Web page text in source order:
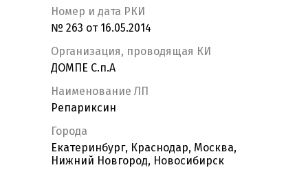
Номер и дата РКИ
№ 263 от 16.05.2014
Организация, проводящая КИ
ДОМПЕ С.п.А
Наименование ЛП
Репариксин
Города
Екатеринбург, Краснодар, Москва,
Нижний Новгород, Новосибирск